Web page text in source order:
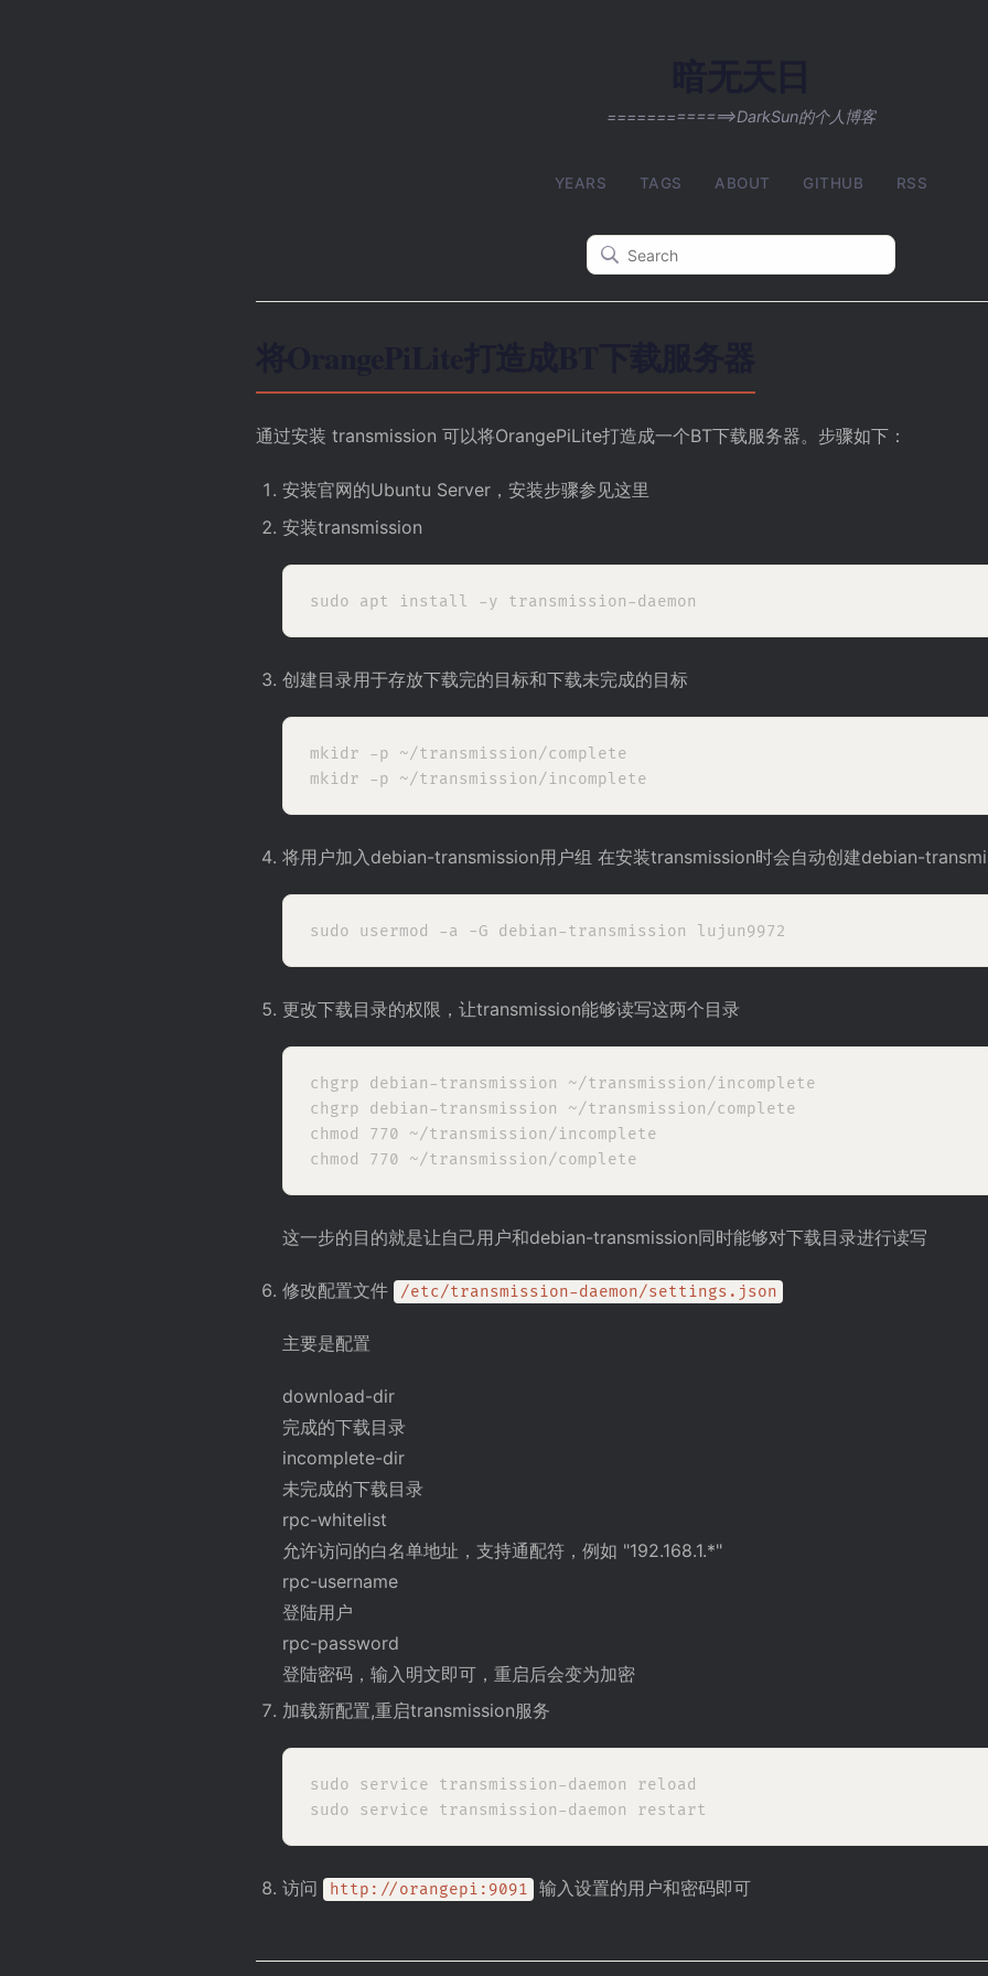
=============>DarkSun的个人博客
YEARS TAGS ABOUT GITHUB RSS
通过安装 transmission 可以将OrangePiLite打造成一个BT下载服务器。步骤如下：
安装官网的Ubuntu Server，安装步骤参见这里
安装transmission
创建目录用于存放下载完的目标和下载未完成的目标
mkidr -p ~/transmission/complete
将用户加入debian-transmission用户组 在安装transmission时会自动创建debian-
更改下载目录的权限，让transmission能够读写这两个目录
chgrp debian-transmission ~/transmission/incomplete
chgrp debian-transmission ~/transmission/complete
chmod 770 ~/transmission/incomplete
这一步的目的就是让自己用户和debian-transmission同时能够对下载目录进行读写
修改配置文件 /etc/transmission-daemon/settings.json
主要是配置
download-dir
完成的下载目录
incomplete-dir
未完成的下载目录
rpc-whitelist
允许访问的白名单地址，支持通配符，例如 "192.168.1.*"
rpc-username
登陆用户
rpc-password
登陆密码，输入明文即可，重启后会变为加密
加载新配置,重启transmission服务
sudo service transmission-daemon reload
访问 http://orangepi:9091 输入设置的用户和密码即可